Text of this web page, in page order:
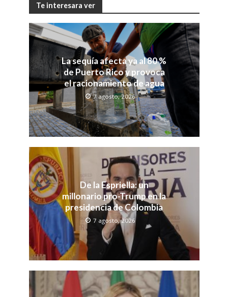
Te interesara ver
La sequía afecta ya al 80 %
de Puerto Rico y provoca
el racionamiento de agua
7 agosto, 2026
De la Espriella: un
millonario pro-Trump en la
presidencia de Colombia
7 agosto, 2026